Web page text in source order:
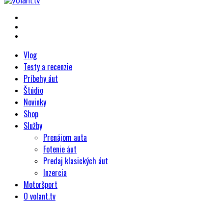
Vlog
Testy a recenzie
Príbehy áut
Štúdio
Novinky
Shop
Služby
Prenájom auta
Fotenie áut
Predaj klasických áut
Inzercia
Motoršport
O volant.tv